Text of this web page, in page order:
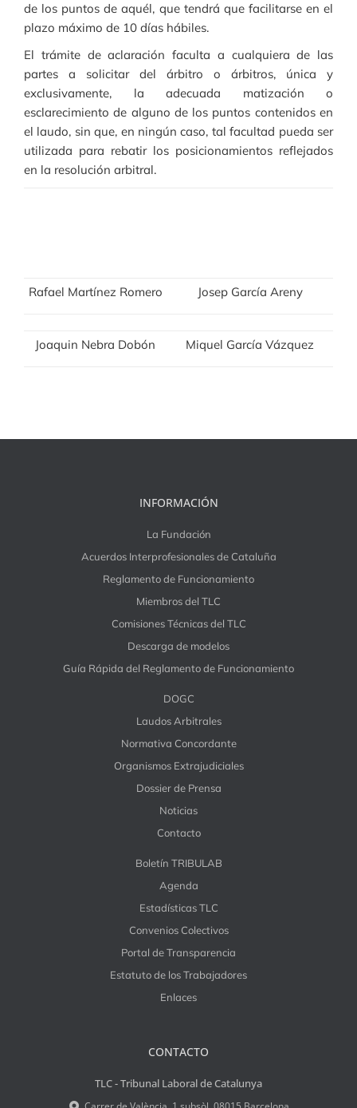
de los puntos de aquél, que tendrá que facilitarse en el
plazo máximo de 10 días hábiles.
El trámite de aclaración faculta a cualquiera de las
partes a solicitar del árbitro o árbitros, única y
exclusivamente, la adecuada matización o
esclarecimiento de alguno de los puntos contenidos en
el laudo, sin que, en ningún caso, tal facultad pueda ser
utilizada para rebatir los posicionamientos reflejados
en la resolución arbitral.
Rafael Martínez Romero Josep García Areny
Joaquin Nebra Dobón Miquel García Vázquez
INFORMACIÓN
La Fundación
Acuerdos Interprofesionales de Cataluña
Reglamento de Funcionamiento
Miembros del TLC
Comisiones Técnicas del TLC
Descarga de modelos
Guía Rápida del Reglamento de Funcionamiento
DOGC
Laudos Arbitrales
Normativa Concordante
Organismos Extrajudiciales
Dossier de Prensa
Noticias
Contacto
Boletín TRIBULAB
Agenda
Estadísticas TLC
Convenios Colectivos
Portal de Transparencia
Estatuto de los Trabajadores
Enlaces
CONTACTO
TLC - Tribunal Laboral de Catalunya